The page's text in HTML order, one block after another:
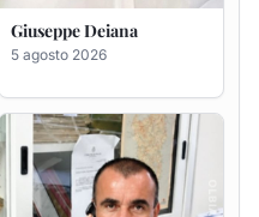
Bastianino Taras
4 agosto 2026